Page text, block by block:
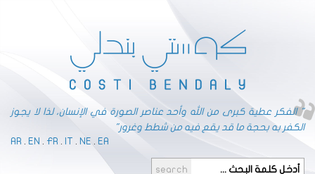
" الفكر عطية كبرى من الله وأحد عناصر الصورة في الإنسان، لذا لا يجوز
الكفر به بحجة ما قد يقع فيه من شطط وغرور"
AR . EN . FR . IT . NE . EA